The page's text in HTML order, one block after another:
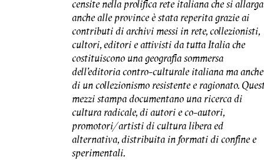
censite nella prolifica rete italiana che si allarga
anche alle province è stata reperita grazie ai
contributi di archivi messi in rete, collezionisti,
cultori, editori e attivisti da tutta Italia che
costituiscono una geografia sommersa
dell’editoria contro-culturale italiana ma anche
di un collezionismo resistente e ragionato.
mezzi stampa documentano una ricerca di
cultura radicale, di autori e co-autori,
promotori/artisti di cultura libera ed
alternativa, distribuita in formati di confine e
sperimentali.